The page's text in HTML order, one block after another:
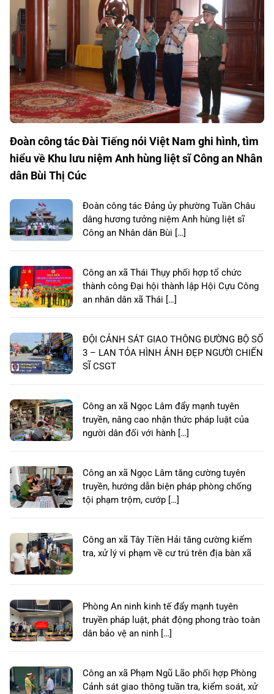
Đoàn công tác Đài Tiếng nói Việt Nam ghi hình, tìm
hiểu về Khu lưu niệm Anh hùng liệt sĩ Công an Nhân
dân Bùi Thị Cúc
Đoàn công tác Đảng ủy phường Tuần Châu
dâng hương tưởng niệm Anh hùng liệt sĩ
Công an Nhân dân Bùi […]
Công an xã Thái Thụy phối hợp tổ chức
thành công Đại hội thành lập Hội Cựu Công
an nhân dân xã Thái […]
ĐỘI CẢNH SÁT GIAO THÔNG ĐƯỜNG BỘ SỐ
3 – LAN TỎA HÌNH ẢNH ĐẸP NGƯỜI CHIẾN
SĨ CSGT
Công an xã Ngọc Lâm đẩy mạnh tuyên
truyền, nâng cao nhận thức pháp luật của
người dân đối với hành […]
Công an xã Ngọc Lâm tăng cường tuyên
truyền, hướng dẫn biện pháp phòng chống
tội phạm trộm, cướp […]
Công an xã Tây Tiền Hải tăng cường kiểm
tra, xử lý vi phạm về cư trú trên địa bàn xã
Phòng An ninh kinh tế đẩy mạnh tuyên
truyền pháp luật, phát động phong trào toàn
dân bảo vệ an ninh […]
Công an xã Phạm Ngũ Lão phối hợp Phòng
Cảnh sát giao thông tuần tra, kiểm soát, xử